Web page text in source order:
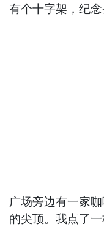
有个十字架，纪念
广场旁边有一家
的尖顶。我点了